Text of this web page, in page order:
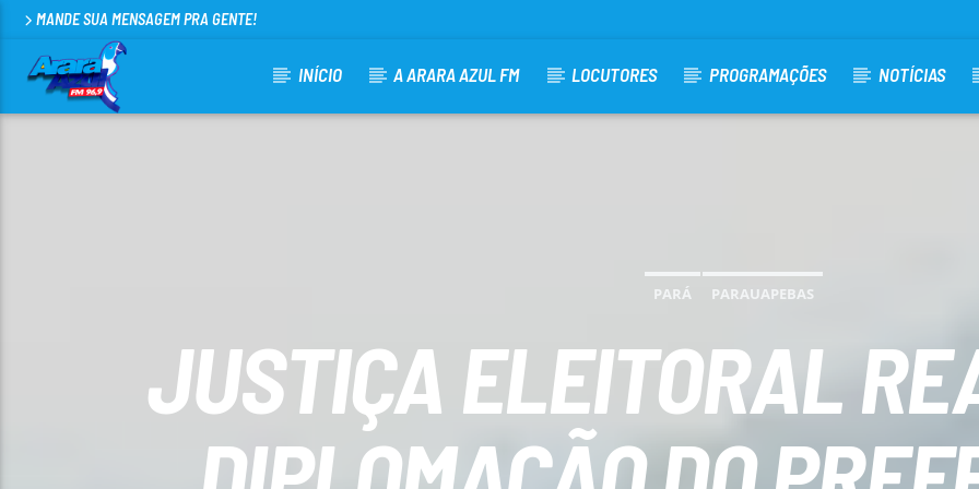
MANDE SUA MENSAGEM PRA GENTE!
INÍCIO A ARARA AZUL FM LOCUTORES PROGRAMAÇÕES NOTÍCIAS
PARÁ PARAUAPEBAS
JUSTIÇA ELEITORAL